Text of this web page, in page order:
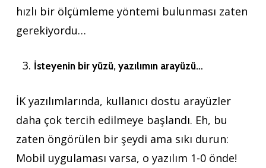
hızlı bir ölçümleme yöntemi bulunması zaten
gerekiyordu…
İsteyenin bir yüzü, yazılımın arayüzü…
İK yazılımlarında, kullanıcı dostu arayüzler
daha çok tercih edilmeye başlandı. Eh, bu
zaten öngörülen bir şeydi ama sıkı durun:
Mobil uygulaması varsa, o yazılım 1-0 önde!